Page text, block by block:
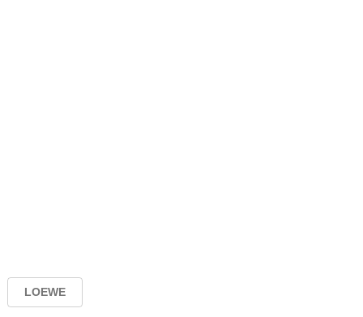
LOEWE